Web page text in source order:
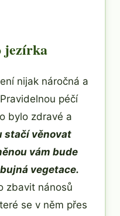
jezírka
nijak náročná a
péčí
bylo zdravé a
stačí věnovat
vám bude
vegetace.
zbavit nánosů
se v něm přes